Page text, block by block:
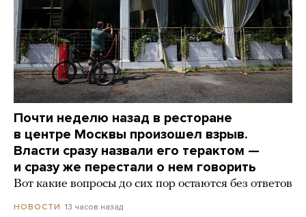
Почти неделю назад в ресторане
в центре Москвы произошел взрыв.
Власти сразу назвали его терактом —
и сразу же перестали о нем говорить
Вот какие вопросы до сих пор остаются без ответов
НОВОСТИ 13 часов назад